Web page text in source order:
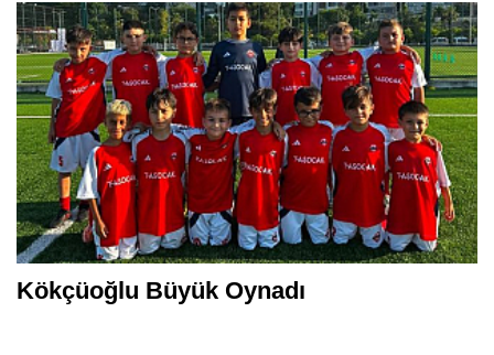
Kökçüoğlu Büyük Oynadı